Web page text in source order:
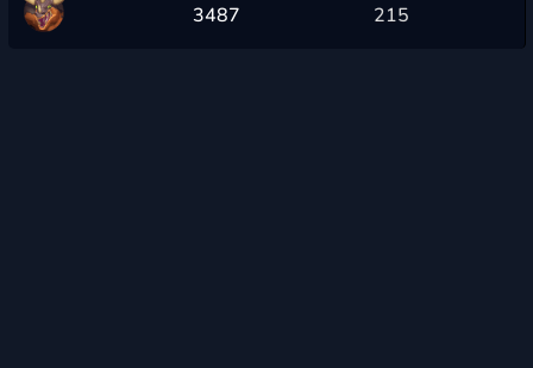
3487 215